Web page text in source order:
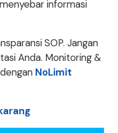
informasi
SOP. Jangan
Anda. Monitoring &
NoLimit